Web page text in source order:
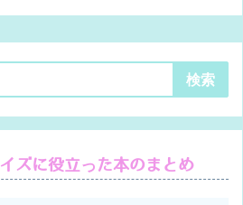
ズに役立った本のまとめ